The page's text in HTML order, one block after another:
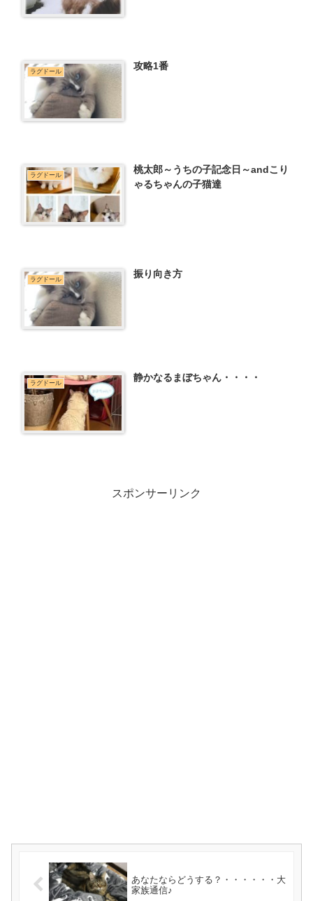
ラグドール 攻略1番
ラグドール
桃太郎～うちの子記念日～andこり
ゃるちゃんの子猫達
ラグドール 振り向き方
ラグドール 静かなるまぼちゃん・・・・
スポンサーリンク
あなたならどうする？・・・・・・大
家族通信♪